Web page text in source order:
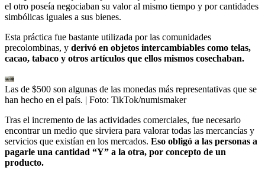
el otro poseía negociaban su valor al mismo tiempo y por cantidades
simbólicas iguales a sus bienes.
Esta práctica fue bastante utilizada por las comunidades
precolombinas, y derivó en objetos intercambiables como telas,
cacao, tabaco y otros artículos que ellos mismos cosechaban.
Las de $500 son algunas de las monedas más representativas que se
han hecho en el país. | Foto: TikTok/numismaker
Tras el incremento de las actividades comerciales, fue necesario
encontrar un medio que sirviera para valorar todas las mercancías y
servicios que existían en los mercados. Eso obligó a las personas a
pagarle una cantidad “Y” a la otra, por concepto de un
producto.